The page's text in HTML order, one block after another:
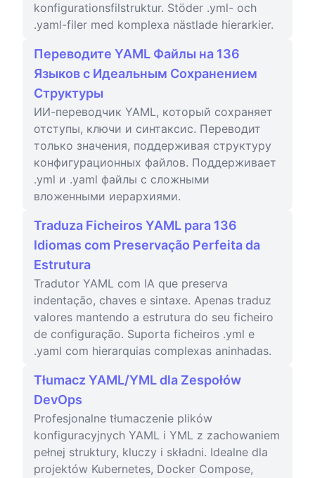
konfigurationsfilstruktur. Stöder .yml- och
.yaml-filer med komplexa nästlade hierarkier.
Переводите YAML Файлы на 136
Языков с Идеальным Сохранением
Структуры
ИИ-переводчик YAML, который сохраняет
отступы, ключи и синтаксис. Переводит
только значения, поддерживая структуру
конфигурационных файлов. Поддерживает
.yml и .yaml файлы с сложными
вложенными иерархиями.
Traduza Ficheiros YAML para 136
Idiomas com Preservação Perfeita da
Estrutura
Tradutor YAML com IA que preserva
indentação, chaves e sintaxe. Apenas traduz
valores mantendo a estrutura do seu ficheiro
de configuração. Suporta ficheiros .yml e
.yaml com hierarquias complexas aninhadas.
Tłumacz YAML/YML dla Zespołów
DevOps
Profesjonalne tłumaczenie plików
konfiguracyjnych YAML i YML z zachowaniem
pełnej struktury, kluczy i składni. Idealne dla
projektów Kubernetes, Docker Compose,